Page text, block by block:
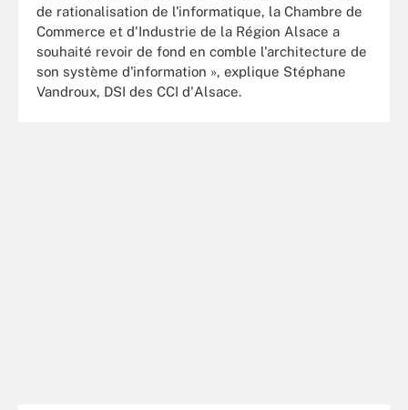
de rationalisation de l'informatique, la Chambre de
Commerce et d'Industrie de la Région Alsace a
souhaité revoir de fond en comble l'architecture de
son système d'information », explique Stéphane
Vandroux, DSI des CCI d'Alsace.